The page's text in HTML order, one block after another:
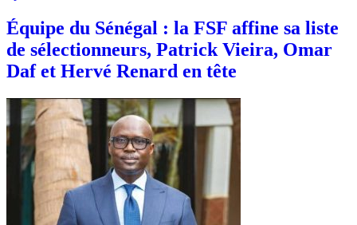
Équipe du Sénégal : la FSF affine sa liste
de sélectionneurs, Patrick Vieira, Omar
Daf et Hervé Renard en tête